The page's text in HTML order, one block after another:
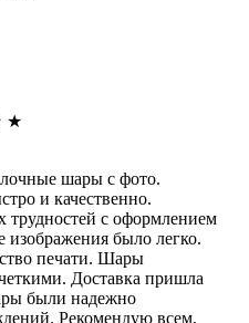
★
шары с фото.
и качественно.
трудностей с оформлением
изображения было легко.
печати. Шары
Доставка пришла
были надежно
Рекомендую всем,